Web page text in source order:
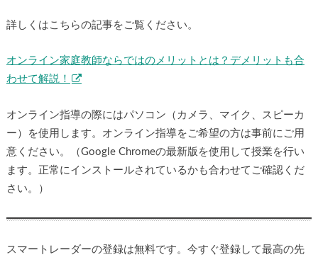
詳しくはこちらの記事をご覧ください。
オンライン家庭教師ならではのメリットとは？デメリットも合
わせて解説！
オンライン指導の際にはパソコン（カメラ、マイク、スピーカ
ー）を使用します。オンライン指導をご希望の方は事前にご用
意ください。（Google Chromeの最新版を使用して授業を行い
ます。正常にインストールされているかも合わせてご確認くだ
さい。）
スマートレーダーの登録は無料です。今すぐ登録して最高の先